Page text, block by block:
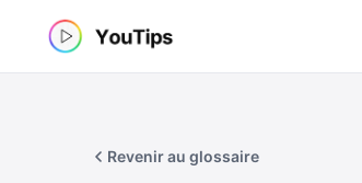
Revenir au glossaire